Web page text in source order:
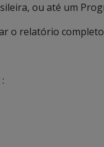
ou até um
o relatório